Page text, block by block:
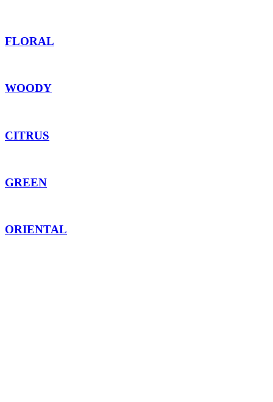
FLORAL
WOODY
CITRUS
GREEN
ORIENTAL